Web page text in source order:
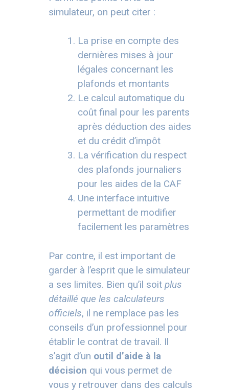
simulateur, on peut citer :
La prise en compte des
dernières mises à jour
légales concernant les
plafonds et montants
Le calcul automatique du
coût final pour les parents
après déduction des aides
et du crédit d’impôt
La vérification du respect
des plafonds journaliers
pour les aides de la CAF
Une interface intuitive
permettant de modifier
facilement les paramètres
Par contre, il est important de
garder à l’esprit que le simulateur
a ses limites. Bien qu’il soit plus
détaillé que les calculateurs
officiels, il ne remplace pas les
conseils d’un professionnel pour
établir le contrat de travail. Il
s’agit d’un outil d’aide à la
décision qui vous permet de
vous y retrouver dans des calculs